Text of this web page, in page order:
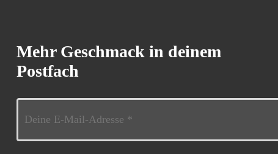
Mehr Geschmack in deinem
Postfach